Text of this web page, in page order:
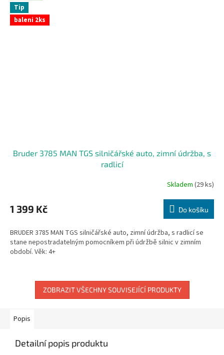
Tip
baleni 2ks
Bruder 3785 MAN TGS silničářské auto, zimní údržba, s
radlicí
Skladem (29 ks)
1 399 Kč Do košíku
BRUDER 3785 MAN TGS silničářské auto, zimní údržba, s radlicí se
stane nepostradatelným pomocníkem při údržbě silnic v zimním
období. Věk: 4+
ZOBRAZIT VŠECHNY SOUVISEJÍCÍ PRODUKTY
Popis
Detailní popis produktu